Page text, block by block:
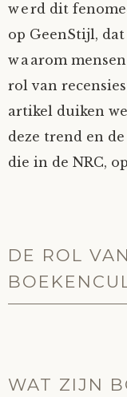
werd dit
op GeenStijl,
waarom
rol van
artikel duiken
deze trend en
die in de NRC,
DE ROL
WAT ZIJN